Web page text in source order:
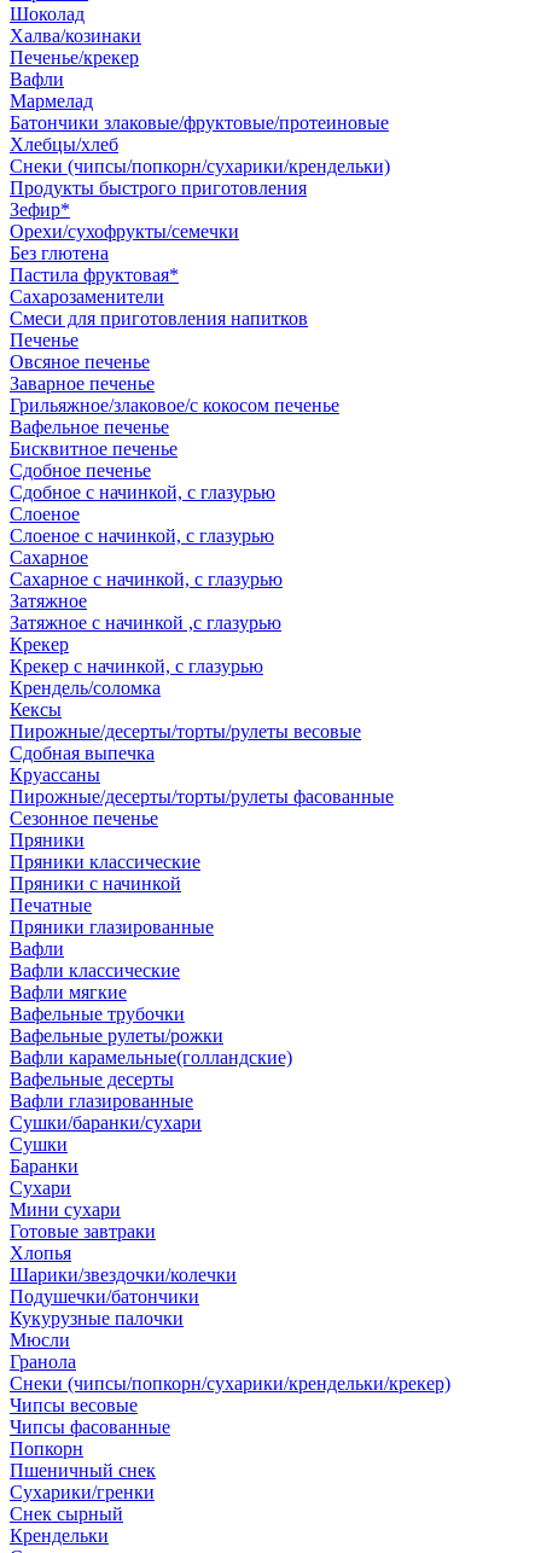
Шоколад
Халва/козинаки
Печенье/крекер
Вафли
Мармелад
Батончики злаковые/фруктовые/протеиновые
Хлебцы/хлеб
Снеки (чипсы/попкорн/сухарики/крендельки)
Продукты быстрого приготовления
Зефир*
Орехи/сухофрукты/семечки
Без глютена
Пастила фруктовая*
Сахарозаменители
Смеси для приготовления напитков
Печенье
Овсяное печенье
Заварное печенье
Грильяжное/злаковое/с кокосом печенье
Вафельное печенье
Бисквитное печенье
Сдобное печенье
Сдобное с начинкой, с глазурью
Слоеное
Слоеное с начинкой, с глазурью
Сахарное
Сахарное с начинкой, с глазурью
Затяжное
Затяжное с начинкой ,с глазурью
Крекер
Крекер с начинкой, с глазурью
Крендель/соломка
Кексы
Пирожные/десерты/торты/рулеты весовые
Сдобная выпечка
Круассаны
Пирожные/десерты/торты/рулеты фасованные
Сезонное печенье
Пряники
Пряники классические
Пряники с начинкой
Печатные
Пряники глазированные
Вафли
Вафли классические
Вафли мягкие
Вафельные трубочки
Вафельные рулеты/рожки
Вафли карамельные(голландские)
Вафельные десерты
Вафли глазированные
Сушки/баранки/сухари
Сушки
Баранки
Сухари
Мини сухари
Готовые завтраки
Хлопья
Шарики/звездочки/колечки
Подушечки/батончики
Кукурузные палочки
Мюсли
Гранола
Снеки (чипсы/попкорн/сухарики/крендельки/крекер)
Чипсы весовые
Чипсы фасованные
Попкорн
Пшеничный снек
Сухарики/гренки
Снек сырный
Крендельки